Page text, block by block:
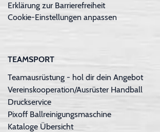
Erklärung zur Barrierefreiheit
Cookie-Einstellungen anpassen
TEAMSPORT
Teamausrüstung - hol dir dein Angebot
Vereinskooperation/Ausrüster Handball
Druckservice
Pixoff Ballreinigungsmaschine
Kataloge Übersicht